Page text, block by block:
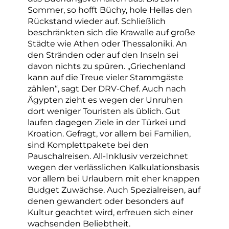
Sommer, so hofft Büchy, hole Hellas den
Rückstand wieder auf. Schließlich
beschränkten sich die Krawalle auf große
Städte wie Athen oder Thessaloniki. An
den Stränden oder auf den Inseln sei
davon nichts zu spüren. „Griechenland
kann auf die Treue vieler Stammgäste
zählen“, sagt Der DRV-Chef. Auch nach
Ägypten zieht es wegen der Unruhen
dort weniger Touristen als üblich. Gut
laufen dagegen Ziele in der Türkei und
Kroation. Gefragt, vor allem bei Familien,
sind Komplettpakete bei den
Pauschalreisen. All-Inklusiv verzeichnet
wegen der verlässlichen Kalkulationsbasis
vor allem bei Urlaubern mit eher knappen
Budget Zuwächse. Auch Spezialreisen, auf
denen gewandert oder besonders auf
Kultur geachtet wird, erfreuen sich einer
wachsenden Beliebtheit.